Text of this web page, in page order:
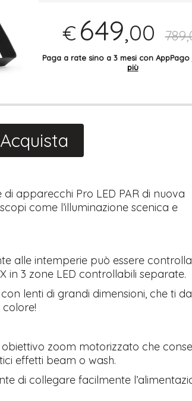
€ 649,00
Paga a rate sino a 3 mesi con AppPago
più
Acquista
apparecchi Pro LED PAR di nuova
come l’illuminazione scenica e
alle intemperie può essere
in 3 zone LED controllabili separate.
lenti di grandi dimensioni, che ti
colore!
zoom motorizzato che
effetti beam o wash.
di collegare facilmente